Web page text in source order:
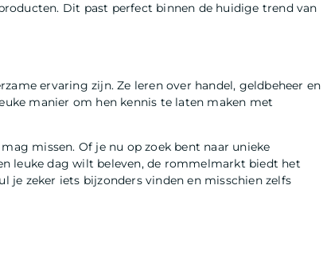
Dit past perfect binnen de huidige trend van
ervaring zijn. Ze leren over handel, geldbeheer en
manier om hen kennis te laten maken met
missen. Of je nu op zoek bent naar unieke
leuke dag wilt beleven, de rommelmarkt biedt het
je zeker iets bijzonders vinden en misschien zelfs